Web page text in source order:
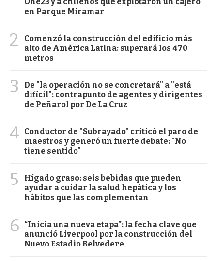
en Parque Miramar
2
Comenzó la construcción del edificio más
alto de América Latina: superará los 470
metros
3
De "la operación no se concretará" a "está
difícil": contrapunto de agentes y dirigentes
de Peñarol por De La Cruz
4 Conductor de "Subrayado" criticó el paro de
maestros y generó un fuerte debate: "No
tiene sentido"
5
Hígado graso: seis bebidas que pueden
ayudar a cuidar la salud hepática y los
hábitos que las complementan
6
“Inicia una nueva etapa”: la fecha clave que
anunció Liverpool por la construcción del
Nuevo Estadio Belvedere